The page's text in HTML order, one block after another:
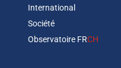
International
Société
Observatoire FRCH